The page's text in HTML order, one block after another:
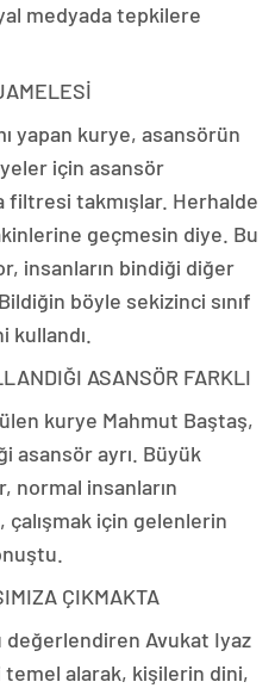
medyada tepkilere
yapan kurye, asansörün
için asansör
filtresi takmışlar. Herhalde
geçmesin diye. Bu
insanların bindiği diğer
böyle sekizinci sınıf
ASANSÖR FARKLI
kurye Mahmut Baştaş,
asansör ayrı. Büyük
normal insanların
çalışmak için gelenlerin
ÇIKMAKTA
Avukat Iyaz
temel alarak, kişilerin dini,